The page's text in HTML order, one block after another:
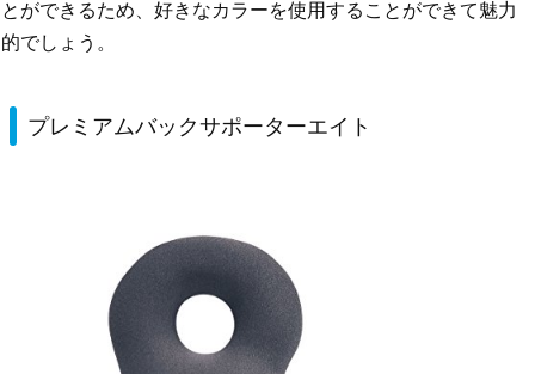
とができるため、好きなカラーを使用することができて魅力
的でしょう。
プレミアムバックサポーターエイト